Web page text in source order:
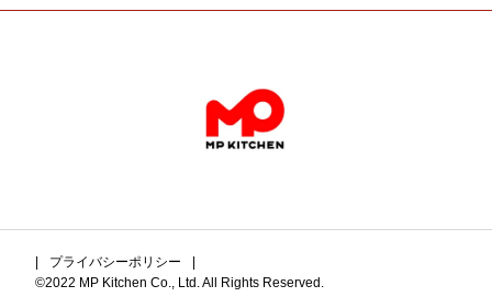
プライバシーポリシー
©2022 MP Kitchen Co., Ltd. All Rights Reserved.